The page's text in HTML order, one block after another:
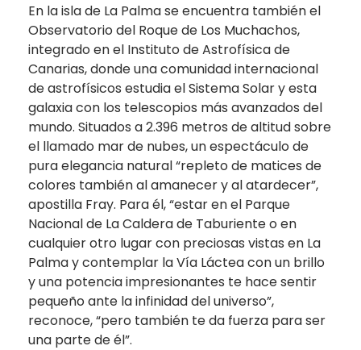
En la isla de La Palma se encuentra también el
Observatorio del Roque de Los Muchachos,
integrado en el Instituto de Astrofísica de
Canarias, donde una comunidad internacional
de astrofísicos estudia el Sistema Solar y esta
galaxia con los telescopios más avanzados del
mundo. Situados a 2.396 metros de altitud sobre
el llamado mar de nubes, un espectáculo de
pura elegancia natural “repleto de matices de
colores también al amanecer y al atardecer”,
apostilla Fray. Para él, “estar en el Parque
Nacional de La Caldera de Taburiente o en
cualquier otro lugar con preciosas vistas en La
Palma y contemplar la Vía Láctea con un brillo
y una potencia impresionantes te hace sentir
pequeño ante la infinidad del universo”,
reconoce, “pero también te da fuerza para ser
una parte de él”.